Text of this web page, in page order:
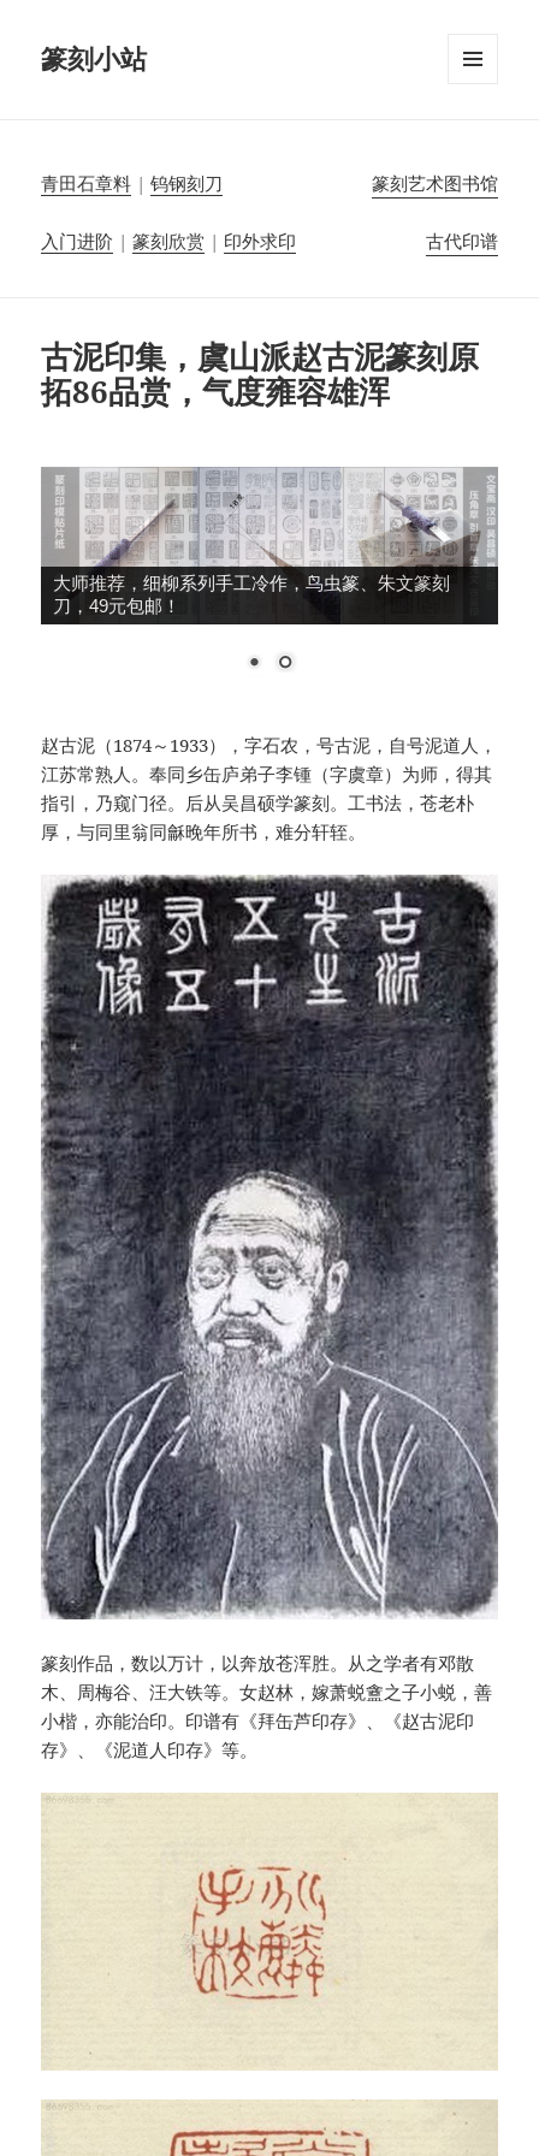
篆刻小站
青田石章料 |钨钢刻刀 篆刻艺术图书馆
入门进阶 |篆刻欣赏 | 印外求印 古代印谱
古泥印集，虞山派赵古泥篆刻原
拓86品赏，气度雍容雄浑
大师推荐，细柳系列手工冷作，鸟虫篆、朱文篆刻
刀，49元包邮！
赵古泥（1874～1933），字石农，号古泥，自号泥道人，
江苏常熟人。奉同乡缶庐弟子李锺（字虞章）为师，得其
指引，乃窥门径。后从吴昌硕学篆刻。工书法，苍老朴
厚，与同里翁同龢晚年所书，难分轩轾。
篆刻作品，数以万计，以奔放苍浑胜。从之学者有邓散
木、周梅谷、汪大铁等。女赵林，嫁萧蜕盦之子小蜕，善
小楷，亦能治印。印谱有《拜缶芦印存》、《赵古泥印
存》、《泥道人印存》等。